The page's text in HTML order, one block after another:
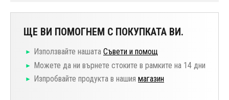
ЩЕ ВИ ПОМОГНЕМ С ПОКУПКАТА ВИ.
Използвайте нашата Съвети и помощ
Можете да ни върнете стоките в рамките на 14 дни
Изпробвайте продукта в нашия магазин